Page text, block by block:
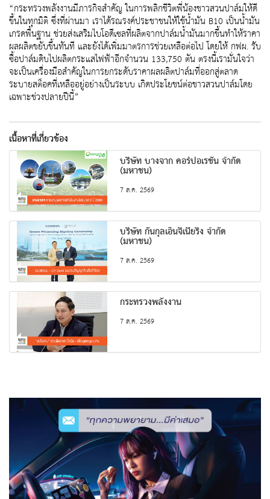
“กระทรวงพลังงานมีภารกิจสำคัญ ในการพลิกชีวิตพี่น้องชาวสวนปาล์มให้ดี
ขึ้นในทุกมิติ ซึ่งที่ผ่านมา เราได้รณรงค์ประชาชนให้ใช้น้ำมัน B10 เป็นน้ำมัน
เกรดพื้นฐาน ช่วยส่งเสริมไบโอดีเซลที่ผลิตจากปาล์มน้ำมันมากขึ้นทำให้ราคา
ผลผลิตขยับขึ้นทันที และยังได้เพิ่มมาตรการช่วยเหลือต่อไป โดยให้ กฟผ. รับ
ซื้อปาล์มดิบไปผลิตกระแสไฟฟ้าอีกจำนวน 133,750 ตัน ตรงนี้เรามั่นใจว่า
จะเป็นเครื่องมือสำคัญในการยกระดับราคาผลผลิตปาล์มที่ออกสู่ตลาด
ระบายสต็อคที่เหลืออยู่อย่างเป็นระบบ เกิดประโยชน์ต่อชาวสวนปาล์มโดย
เฉพาะช่วงปลายปีนี้”
เนื้อหาที่เกี่ยวข้อง
บริษัท บางจาก คอร์ปอเรชั่น จำกัด
(มหาชน)
7 ส.ค. 2569
บริษัท กันกุลเอ็นจิเนียริ่ง จำกัด
(มหาชน)
7 ส.ค. 2569
กระทรวงพลังงาน
7 ส.ค. 2569